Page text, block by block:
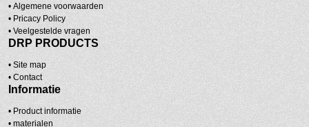
• Algemene voorwaarden
• Pricacy Policy
• Veelgestelde vragen
DRP PRODUCTS
• Site map
• Contact
Informatie
• Product informatie
• materialen